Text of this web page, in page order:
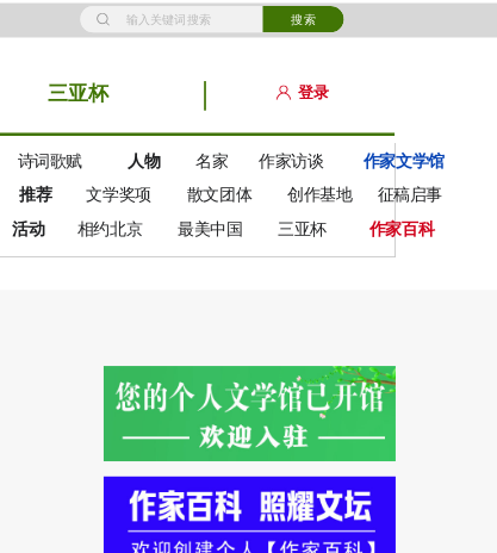
搜索
登录
三亚杯
诗词歌赋 人物 名家 作家访谈 作家文学馆
推荐 文学奖项 散文团体 创作基地
征稿启事
活动 相约北京 最美中国 三亚杯 作家百科